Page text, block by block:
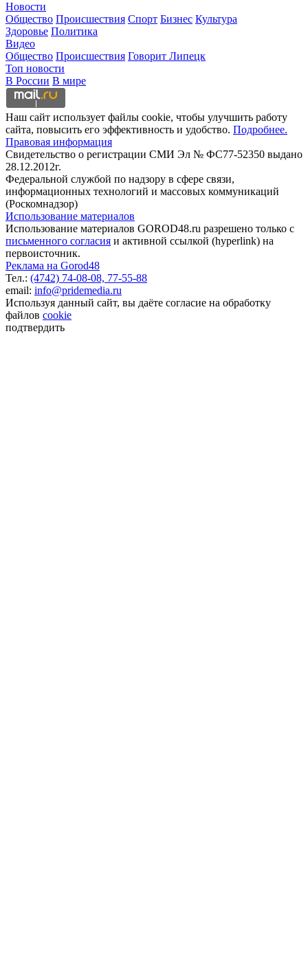
Новости
Общество Происшествия Спорт Бизнес Культура
Здоровье Политика
Видео
Общество Происшествия Говорит Липецк
Топ новости
В России В мире
Наш сайт использует файлы cookie, чтобы улучшить работу
сайта, повысить его эффективность и удобство. Подробнее.
Правовая информация
Свидетельство о регистрации СМИ Эл № ФС77-52350 выдано
28.12.2012г.
Федеральной службой по надзору в сфере связи,
информационных технологий и массовых коммуникаций
(Роскомнадзор)
Использование материалов
Использование материалов GOROD48.ru разрешено только с
письменного согласия и активной ссылкой (hyperlink) на
первоисточник.
Реклама на Gorod48
Тел.: (4742) 74-08-08, 77-55-88
email: info@pridemedia.ru
Используя данный сайт, вы даёте согласие на обработку
файлов cookie
подтвердить